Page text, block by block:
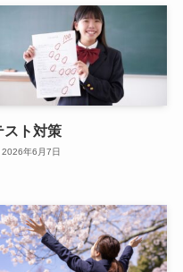
スト対策
2026年6月7日